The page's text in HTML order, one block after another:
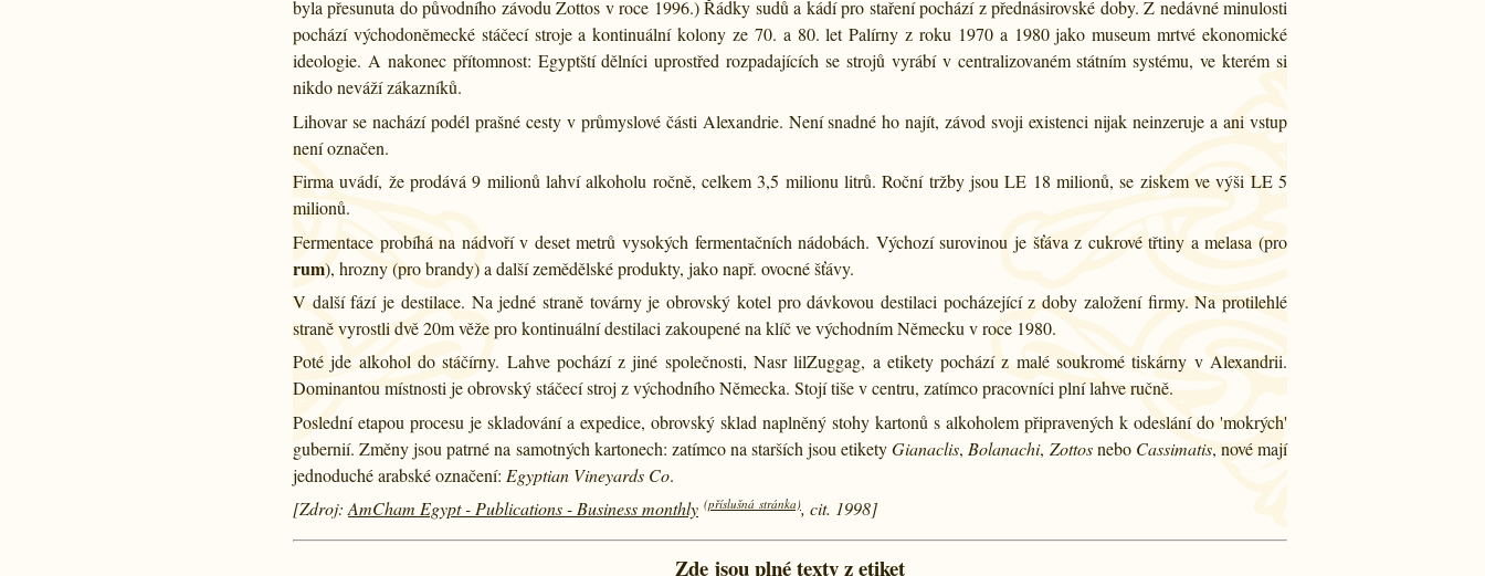
byla přesunuta do původního závodu Zottos v roce 1996.) Řádky sudů a kádí pro staření pochází z přednásirovské doby. Z nedávné minulosti
pochází východoněmecké stáčecí stroje a kontinuální kolony ze 70. a 80. let Palírny z roku 1970 a 1980 jako museum mrtvé ekonomické
ideologie. A nakonec přítomnost: Egyptští dělníci uprostřed rozpadajících se strojů vyrábí v centralizovaném státním systému, ve kterém si
nikdo neváží zákazníků.
Lihovar se nachází podél prašné cesty v průmyslové části Alexandrie. Není snadné ho najít, závod svoji existenci nijak neinzeruje a ani vstup
není označen.
Firma uvádí, že prodává 9 milionů lahví alkoholu ročně, celkem 3,5 milionu litrů. Roční tržby jsou LE 18 milionů, se ziskem ve výši LE 5
milionů.
Fermentace probíhá na nádvoří v deset metrů vysokých fermentačních nádobách. Výchozí surovinou je šťáva z cukrové třtiny a melasa (pro
rum), hrozny (pro brandy) a další zemědělské produkty, jako např. ovocné šťávy.
V další fází je destilace. Na jedné straně továrny je obrovský kotel pro dávkovou destilaci pocházející z doby založení firmy. Na protilehlé
straně vyrostli dvě 20m věže pro kontinuální destilaci zakoupené na klíč ve východním Německu v roce 1980.
Poté jde alkohol do stáčírny. Lahve pochází z jiné společnosti, Nasr lilZuggag, a etikety pochází z malé soukromé tiskárny v Alexandrii.
Dominantou místnosti je obrovský stáčecí stroj z východního Německa. Stojí tiše v centru, zatímco pracovníci plní lahve ručně.
Poslední etapou procesu je skladování a expedice, obrovský sklad naplněný stohy kartonů s alkoholem připravených k odeslání do 'mokrých'
gubernií. Změny jsou patrné na samotných kartonech: zatímco na starších jsou etiketyGianaclis, Bolanachi, Zottosnebo Cassimatis, nové mají
jednoduché arabské označení: Egyptian Vineyards Co.
[Zdroj: AmCham Egypt - Publications - Business monthly (příslušná stránka), cit. 1998]
Zde jsou plné texty z etiket